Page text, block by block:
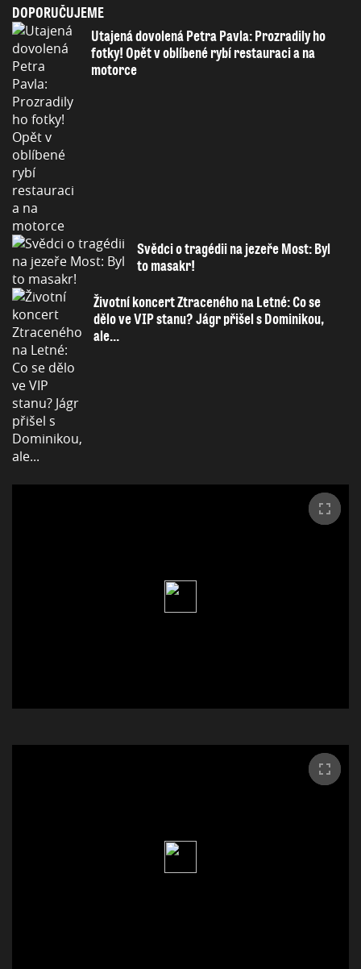
DOPORUČUJEME
Utajená dovolená Petra Pavla: Prozradily ho
fotky! Opět v oblíbené rybí restauraci a na
motorce
Svědci o tragédii na jezeře Most: Byl
to masakr!
Životní koncert Ztraceného na Letné: Co se
dělo ve VIP stanu? Jágr přišel s Dominikou,
ale...